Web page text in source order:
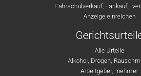
Fahrschulverkauf, - ankauf, -
Anzeige einreichen
Alle Urteile
Alkohol, Drogen,
Arbeitgeber, -nehmer